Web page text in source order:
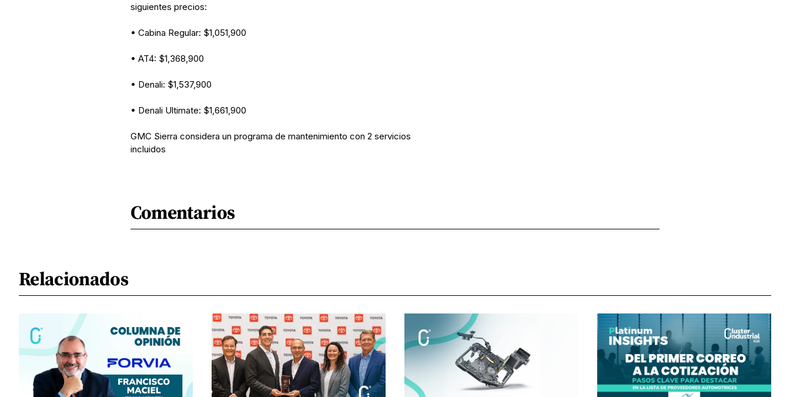
siguientes precios:
• Cabina Regular: $1,051,900
• AT4: $1,368,900
• Denali: $1,537,900
• Denali Ultimate: $1,661,900
GMC Sierra considera un programa de mantenimiento con 2 servicios
incluidos
Comentarios
Relacionados